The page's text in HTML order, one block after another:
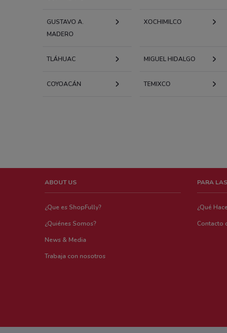
GUSTAVO A.
MADERO
XOCHIMILCO
TLÁHUAC MIGUEL HIDALGO
COYOACÁN TEMIXCO
ABOUT US
¿Que es ShopFully?
¿Quiénes Somos?
News & Media
Trabaja con nosotros
PARA
¿Qué
Contacto